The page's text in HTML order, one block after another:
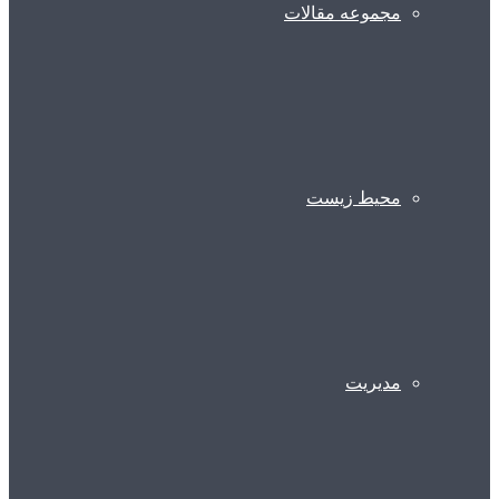
مجموعه مقالات
محیط زیست
مدیریت